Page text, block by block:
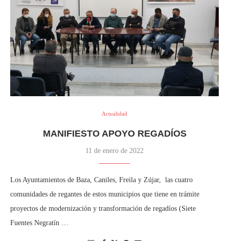
Actualidad
MANIFIESTO APOYO REGADÍOS
11 de enero de 2022
Los Ayuntamientos de Baza, Caniles, Freila y Zújar, las cuatro
comunidades de regantes de estos municipios que tiene en trámite
proyectos de modernización y transformación de regadíos (Siete
Fuentes Negratín …